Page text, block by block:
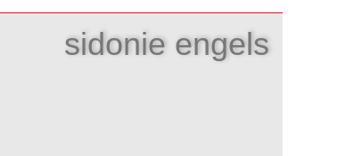
sidonie engels